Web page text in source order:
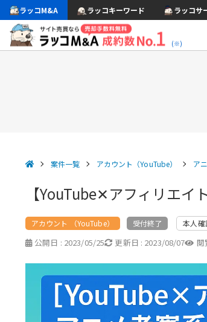
ラッコM&A ラッコキーワード ラッコサ
(※)
案件一覧 アカウント（YouTube） ア
【YouTube✕アフィリエ
アカウント （YouTube） 受付終了 本人確
公開日 : 2023/05/25 更新日 : 2023/08/07 閲